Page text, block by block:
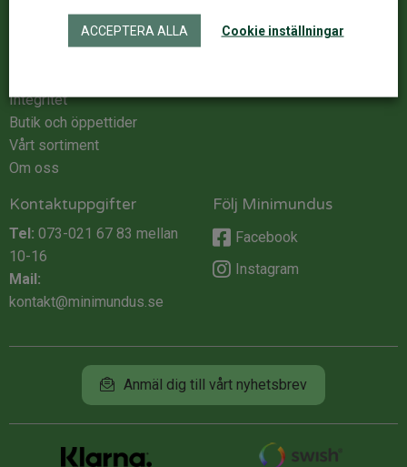
Kundservice
Integritet
Butik och öppettider
Vårt sortiment
Om oss
ÅF Login
Kontaktuppgifter
Tel: 073-021 67 83 mellan
10-16
Mail:
kontakt@minimundus.se
Följ Minimundus
Facebook
Instagram
Anmäl dig till vårt nyhetsbrev
ACCEPTERA ALLA Cookie inställningar